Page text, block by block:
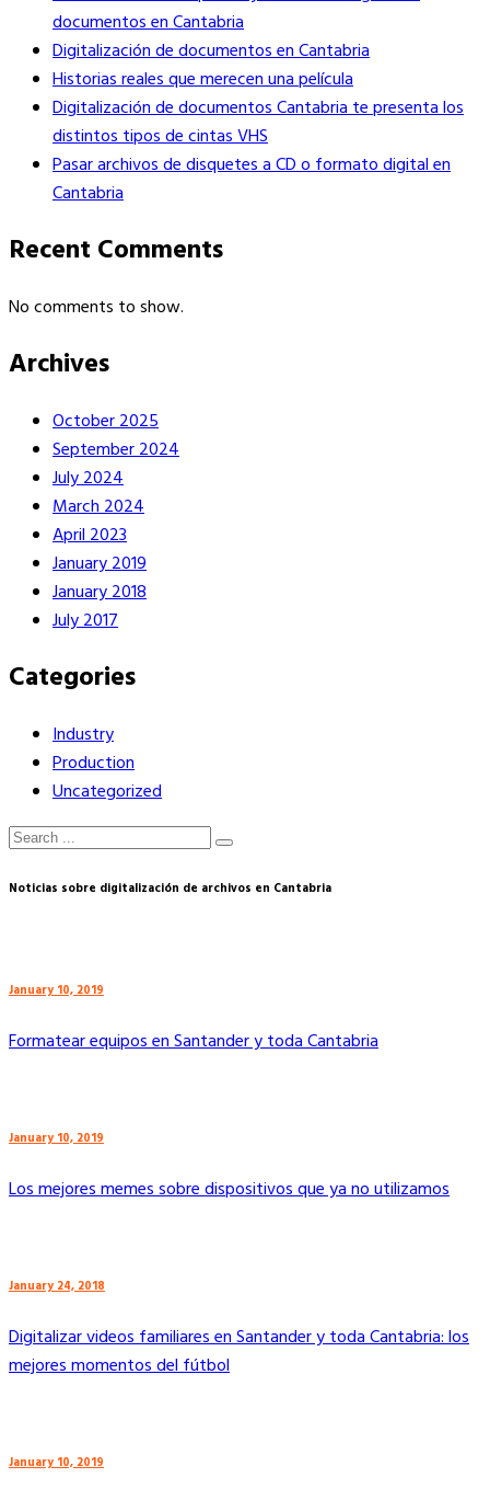
documentos en Cantabria
Digitalización de documentos en Cantabria
Historias reales que merecen una película
Digitalización de documentos Cantabria te presenta los
distintos tipos de cintas VHS
Pasar archivos de disquetes a CD o formato digital en
Cantabria
Recent Comments
No comments to show.
Archives
October 2025
September 2024
July 2024
March 2024
April 2023
January 2019
January 2018
July 2017
Categories
Industry
Production
Uncategorized
Noticias sobre digitalización de archivos en Cantabria
January 10, 2019
Formatear equipos en Santander y toda Cantabria
January 10, 2019
Los mejores memes sobre dispositivos que ya no utilizamos
January 24, 2018
Digitalizar videos familiares en Santander y toda Cantabria: los
mejores momentos del fútbol
January 10, 2019